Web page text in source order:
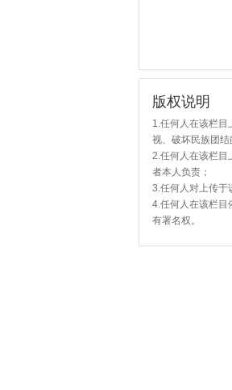
版权说明
1.任何人在该栏目
视、破坏民族团结
2.任何人在该栏目
者本人负责；
3.任何人对上传于
4.任何人在该栏目
有署名权。